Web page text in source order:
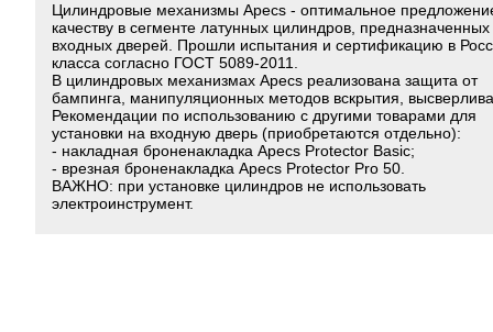
Цилиндровые механизмы Apecs - оптимальное
качеству в сегменте латунных цилиндров,
входных дверей. Прошли испытания и сертификацию в
класса согласно ГОСТ 5089-2011.
В цилиндровых механизмах Apecs реализована защита от
бампинга, манипуляционных методов вскрытия,
Рекомендации по использованию с другими товарами для
установки на входную дверь (приобретаются отдельно):
- накладная броненакладка Apecs Protector Basic;
- врезная броненакладка Apecs Protector Pro 50.
ВАЖНО: при установке цилиндров не использовать
электроинструмент.